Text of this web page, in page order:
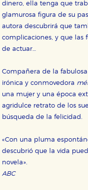
dinero, ella tenga que
glamurosa figura de su
autora descubrirá que
complicaciones, y que las
de actuar…
Compañera de la fabulosa
irónica y conmovedora
una mujer y una época
agridulce retrato de los
búsqueda de la felicidad.
«Con una pluma
descubrió que la vida
novela».
ABC